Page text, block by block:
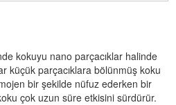
kokuyu nano parçacıklar halinde
küçük parçacıklara bölünmüş koku
bir şekilde nüfuz ederken bir
çok uzun süre etkisini sürdürür.